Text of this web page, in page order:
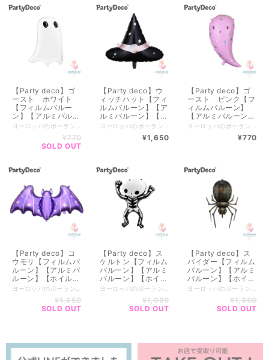
【Party deco】ゴ
ースト ホワイト
【フィルムバルー
ン】【アルミバルー
ン】【ホイルバルー
ロウィン】【単品購
¥770
SOLD OUT
【Party deco】ウ
ィッチハット【フィ
ルムバルーン】【ア
ルミバルーン】【ホ
イルバルーン】【魔
ウィン】【単品購
¥1,650
【Party deco】ゴ
ースト ピンク【フ
ィルムバルーン】
【アルミバルーン】
【ホイルバルーン】
ィン】【単品購入】
¥770
【Party deco】コ
ウモリ【フィルムバ
ルーン】【アルミバ
ルーン】【ホイルバ
ルーン】【バット】
¥1,650
SOLD OUT
【Party deco】ス
ケルトン【フィルム
バルーン】【アルミ
バルーン】【ホイル
バルーン】【スタン
ウィン】【空気専
用】【単品購入】
¥1,980
SOLD OUT
【Party deco】ス
パイダー【フィルム
バルーン】【アルミ
バルーン】【ホイル
バルーン】【クモ】
ン】【空気専用】
【単品購入】
¥1,980
SOLD OUT